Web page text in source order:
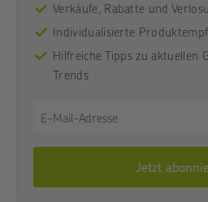
Verkäufe, Rabatte und
Individualisierte
Hilfreiche Tipps zu aktuellen
Trends
Jetzt